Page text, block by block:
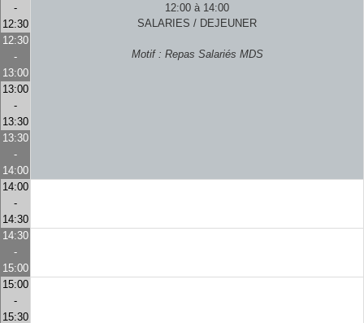
-
12:30
12:00 à 14:00
SALARIES / DEJEUNER
Motif : Repas Salariés MDS
12:30
-
13:00
13:00
-
13:30
13:30
-
14:00
14:00
-
14:30
14:30
-
15:00
15:00
-
15:30